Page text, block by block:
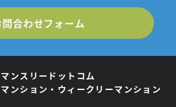
問合わせフォーム
ンスリードットコム
ンション・ウィークリーマンション